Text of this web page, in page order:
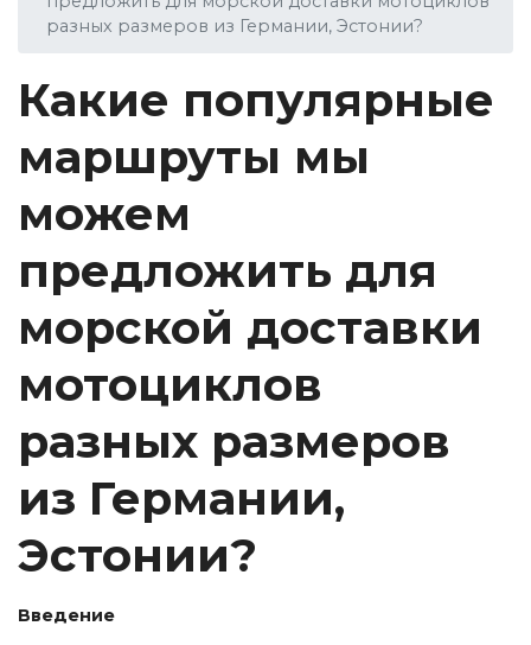
разных размеров из Германии, Эстонии?
Какие популярные
маршруты мы
можем
предложить для
морской доставки
мотоциклов
разных размеров
из Германии,
Эстонии?
Введение